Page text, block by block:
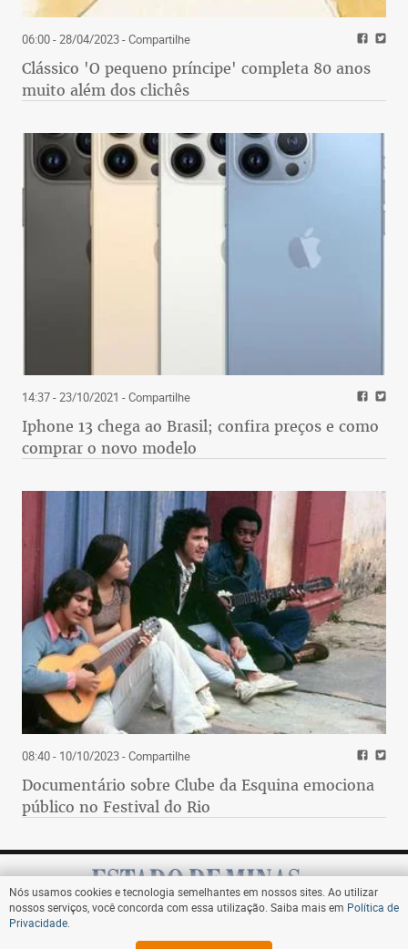
06:00 - 28/04/2023- Compartilhe
Clássico 'O pequeno príncipe' completa 80 anos
muito além dos clichês
14:37 - 23/10/2021 - Compartilhe
Iphone 13 chega ao Brasil; confira preços e como
comprar o novo modelo
08:40 - 10/10/2023- Compartilhe
Documentário sobre Clube da Esquina emociona
público no Festival do Rio
Assine
Nós usamos cookies e tecnologia semelhantes em nossos sites. Ao utilizar
nossos serviços, você concorda com essa utilização. Saiba mais em Política de
Privacidade